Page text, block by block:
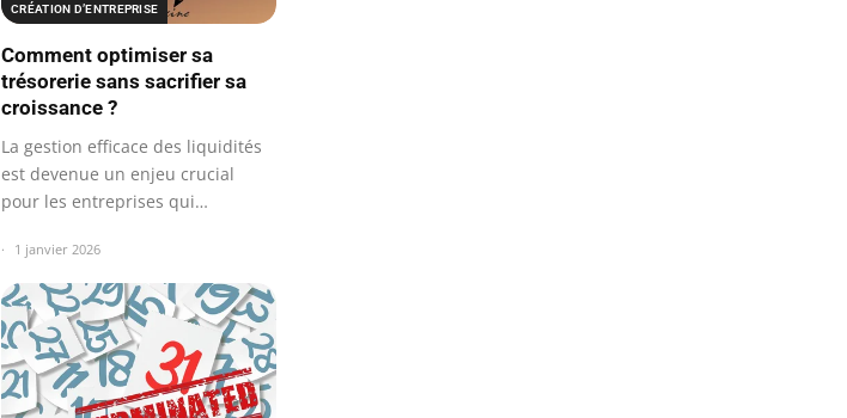
CRÉATION D’ENTREPRISE
Comment optimiser sa
trésorerie sans sacrifier sa
croissance ?
La gestion efficace des liquidités
est devenue un enjeu crucial
pour les entreprises qui
1 janvier 2026